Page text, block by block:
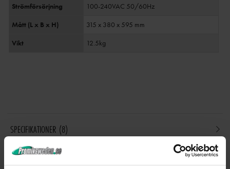
Strömförsörjning
100-240VAC 50/60Hz
Mått (L x B x H)
315 x 380 x 595 mm
Vikt
12.5kg
SPECIFIKATIONER 8